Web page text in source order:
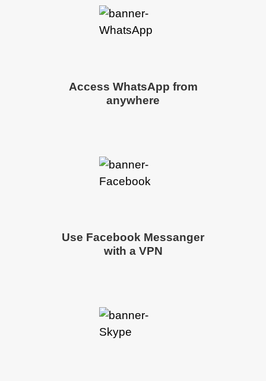
Access WhatsApp from
anywhere
Use Facebook Messanger
with a VPN